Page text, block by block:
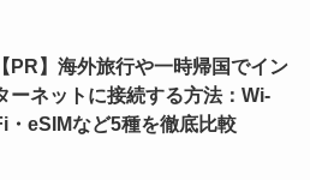
【PR】海外旅行や一時帰国でイン
ーネットに接続する方法：Wi-
・eSIMなど5種を徹底比較